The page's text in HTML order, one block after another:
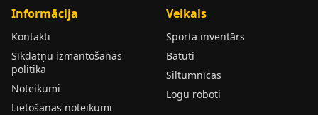
Informācija
Kontakti
Sīkdatņu izmantošanas
politika
Noteikumi
Lietošanas noteikumi
Veikals
Sporta inventārs
Batuti
Siltumnīcas
Logu roboti